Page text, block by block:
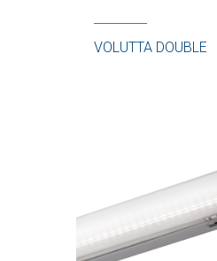
VOLUTTA DOUBLE